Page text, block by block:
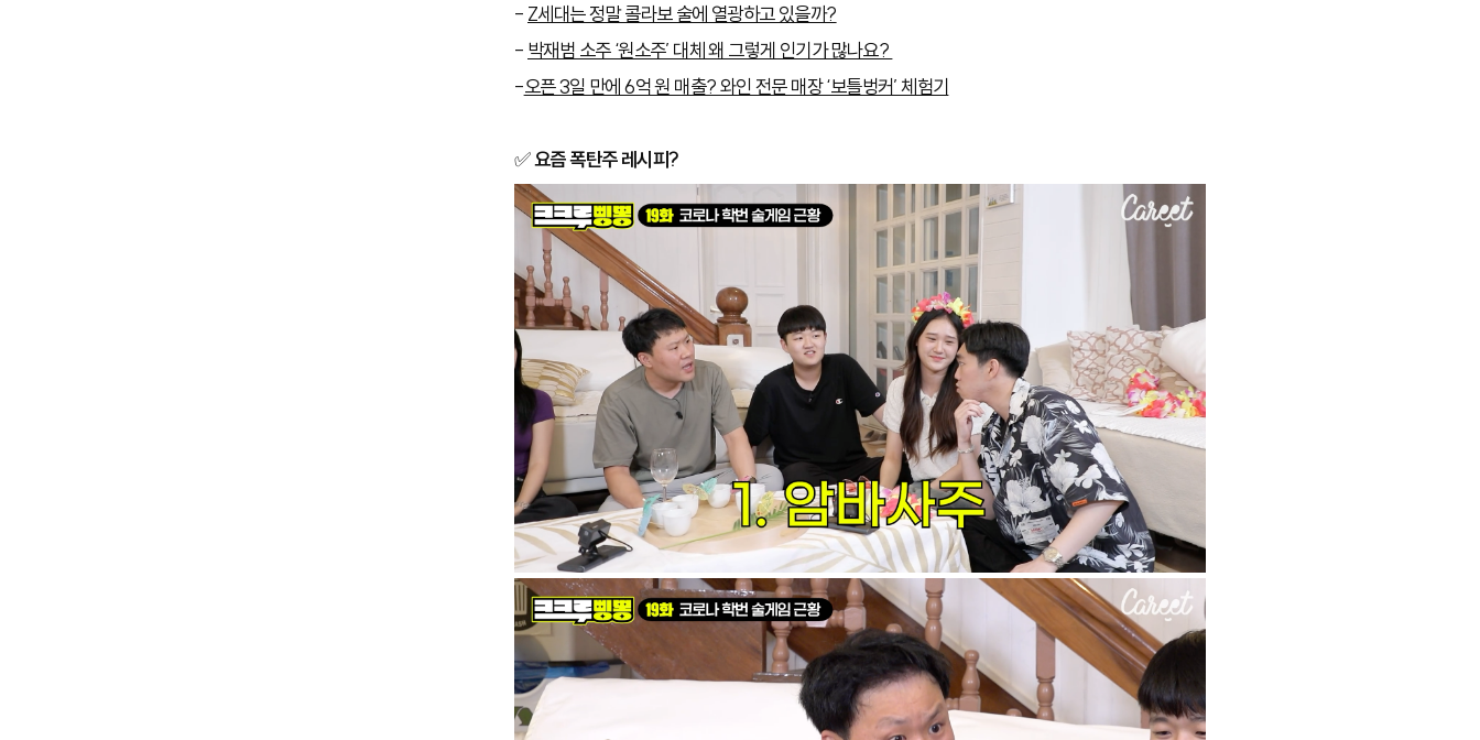
- Z세대는 정말 콜라보 술에 열광하고 있을까?
- 박재범 소주 ‘원소주’ 대체 왜 그렇게 인기가 많나요?
-오픈 3일 만에 6억 원 매출? 와인 전문 매장 ‘보틀벙커’ 체험기
✅요즘 폭탄주 레시피?